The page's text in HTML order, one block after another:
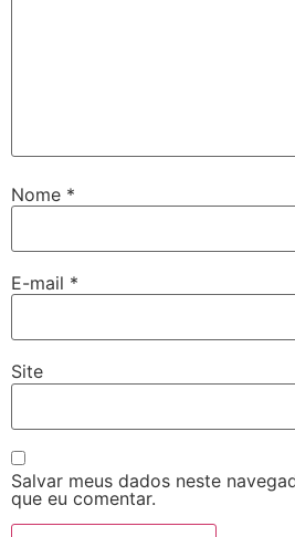
Nome *
E-mail *
Site
Salvar meus dados neste
que eu comentar.